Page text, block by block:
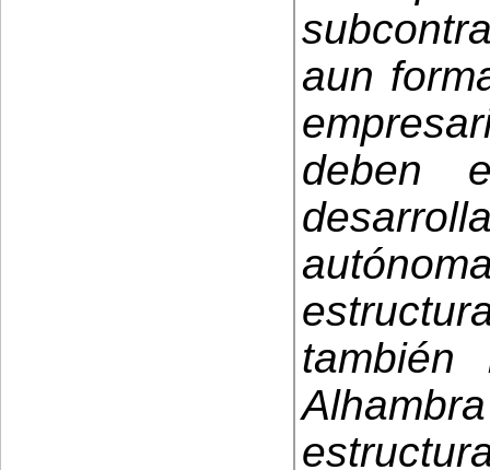
aun
deben
también